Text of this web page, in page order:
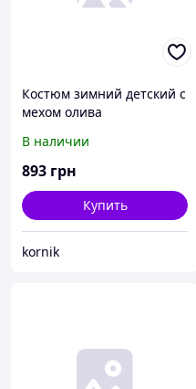
Костюм зимний детский с
мехом олива
В наличии
893 грн
Купить
kornik